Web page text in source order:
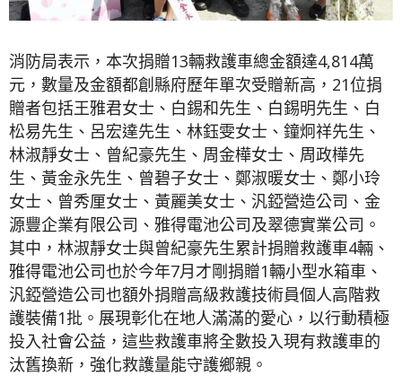
消防局表示，本次捐贈13輛救護車總金額達4,814萬
元，數量及金額都創縣府歷年單次受贈新高，21位捐
贈者包括王雅君女士、白錫和先生、白錫明先生、白
松易先生、呂宏達先生、林鈺雯女士、鐘炯祥先生、
林淑靜女士、曾紀豪先生、周金樺女士、周政樺先
生、黃金永先生、曾碧子女士、鄭淑暖女士、鄭小玲
女士、曾秀厘女士、黃麗美女士、汎錏營造公司、金
源豐企業有限公司、雅得電池公司及翠德實業公司。
其中，林淑靜女士與曾紀豪先生累計捐贈救護車4輛、
雅得電池公司也於今年7月才剛捐贈1輛小型水箱車、
汎錏營造公司也額外捐贈高級救護技術員個人高階救
護裝備1批。展現彰化在地人滿滿的愛心，以行動積極
投入社會公益，這些救護車將全數投入現有救護車的
汰舊換新，強化救護量能守護鄉親。